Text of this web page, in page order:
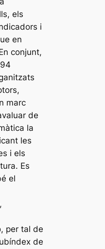
els
i
en
conjunt,
marc
de
la
les
i els
Es
el
per tal de
de